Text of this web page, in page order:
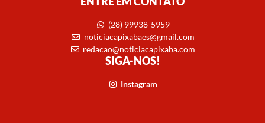
(28) 99938-5959
noticiacapixabaes@gmail.com
redacao@noticiacapixaba.com
SIGA-NOS!
Instagram